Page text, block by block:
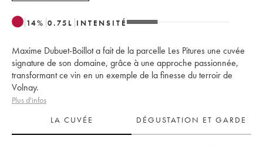
14% 0.75 L INTENSITÉ
Maxime Dubuet-Boillot a fait de la parcelle Les Pitures une cuvée
signature de son domaine, grâce à une approche passionnée,
transformant ce vin en un exemple de la finesse du terroir de
Volnay.
Plus d'infos
LA CUVÉE
DÉGUSTATION ET GARDE